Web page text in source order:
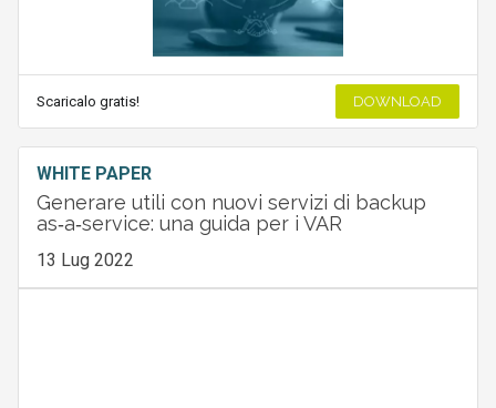
Scaricalo gratis! DOWNLOAD
WHITE PAPER
Generare utili con nuovi servizi di backup
as‑a‑service: una guida per i VAR
13 Lug 2022